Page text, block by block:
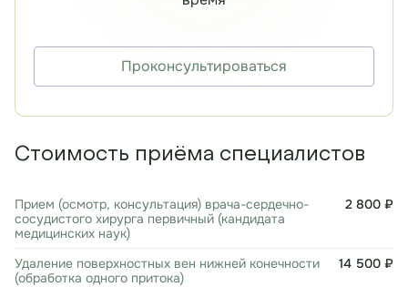
Проконсультироваться
Стоимость приёма специалистов
Прием (осмотр, консультация) врача-сердечно-
сосудистого хирурга первичный (кандидата
медицинских наук)
2 800 ₽
Удаление поверхностных вен нижней конечности
(обработка одного притока)
14 500 ₽